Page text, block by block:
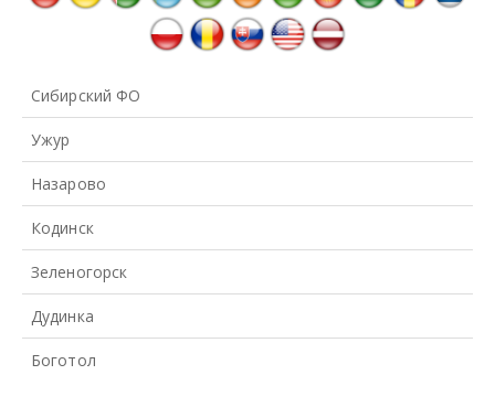
Сибирский ФО
Ужур
Назарово
Кодинск
Зеленогорск
Дудинка
Боготол